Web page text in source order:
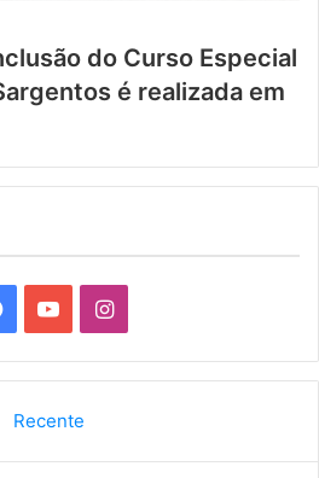
do Curso Especial
é realizada em
a
o
I
n
Recente